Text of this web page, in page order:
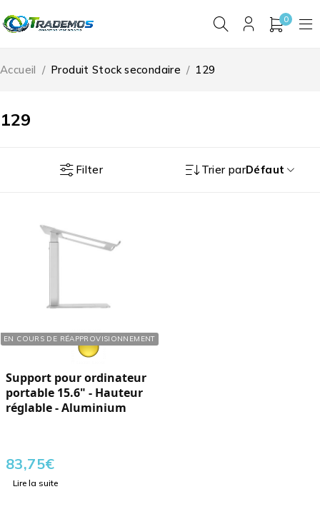
0
129
Accueil / Produit Stock secondaire / 129
Filter Trier parDéfaut
EN COURS DE RÉAPPROVISIONNEMENT
Réf. : 290152
Support pour ordinateur
portable 15.6" - Hauteur
réglable - Aluminium
83,75€
Lire la suite